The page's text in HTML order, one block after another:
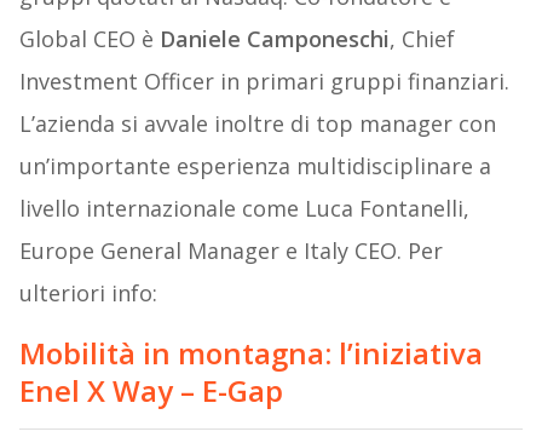
Global CEO è Daniele Camponeschi, Chief
Investment Officer in primari gruppi finanziari.
L’azienda si avvale inoltre di top manager con
un’importante esperienza multidisciplinare a
livello internazionale come Luca Fontanelli,
Europe General Manager e Italy CEO. Per
ulteriori info:
Mobilità in montagna: l’iniziativa
Enel X Way – E-Gap